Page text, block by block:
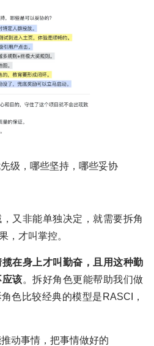
级，哪些坚持，哪些妥协
又非能单独决定，就需要拆角
，才叫掌控。
在身上才叫勤奋，且用这种勤
该。拆好角色更能帮助我们做
色比较经典的模型是RASCI，
动事情，把事情做好的